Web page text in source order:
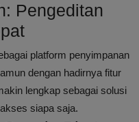
Pengeditan
platform penyimpanan
dengan hadirnya fitur
lengkap sebagai solusi
siapa saja.